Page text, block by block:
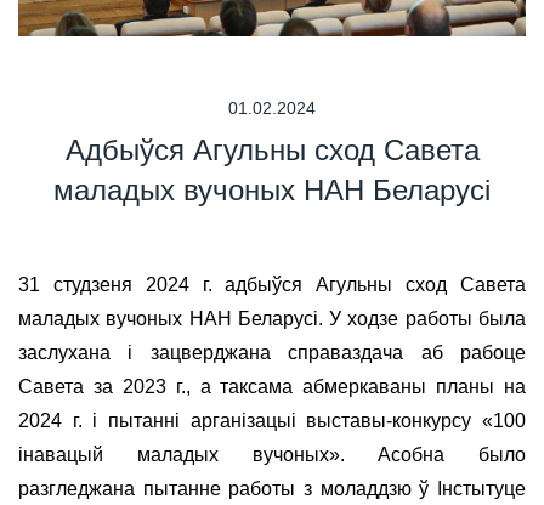
01.02.2024
Адбыўся Агульны сход Савета
маладых вучоных НАН Беларусі
31 студзеня 2024 г. адбыўся Агульны сход Савета
маладых вучоных НАН Беларусі. У ходзе работы была
заслухана і зацверджана справаздача аб рабоце
Савета за 2023 г., а таксама абмеркаваны планы на
2024 г. і пытанні арганізацыі выставы-конкурсу «100
інавацый маладых вучоных». Асобна было
разгледжана пытанне работы з моладдзю ў Інстытуце